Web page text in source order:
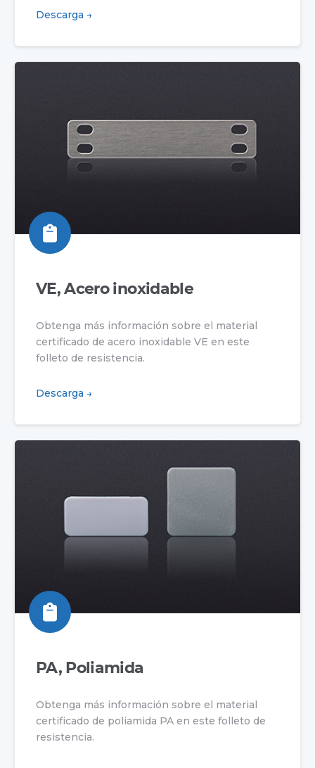
Descarga →
VE, Acero inoxidable
Obtenga más información sobre el material
certificado de acero inoxidable VE en este
folleto de resistencia.
Descarga →
PA, Poliamida
Obtenga más información sobre el material
certificado de poliamida PA en este folleto de
resistencia.